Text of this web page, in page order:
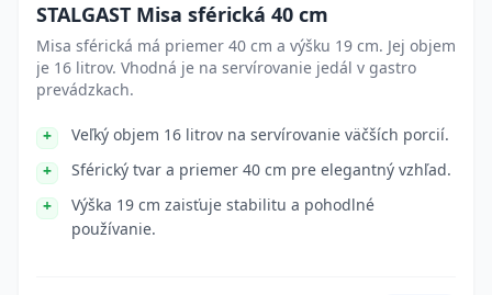
STALGAST Misa sférická 40 cm
Misa sférická má priemer 40 cm a výšku 19 cm. Jej objem
je 16 litrov. Vhodná je na servírovanie jedál v gastro
prevádzkach.
Veľký objem 16 litrov na servírovanie väčších porcií.
Sférický tvar a priemer 40 cm pre elegantný vzhľad.
Výška 19 cm zaisťuje stabilitu a pohodlné
používanie.